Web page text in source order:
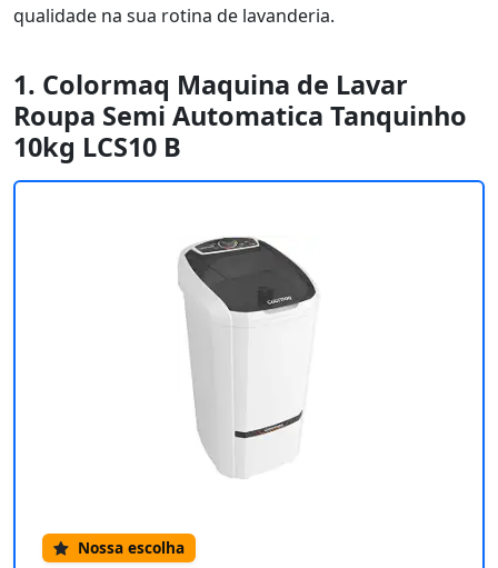
qualidade na sua rotina de lavanderia.
1. Colormaq Maquina de Lavar
Roupa Semi Automatica Tanquinho
10kg LCS10 B
Nossa escolha